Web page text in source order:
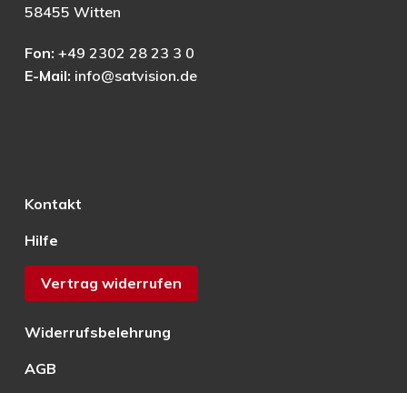
58455 Witten
Fon: +49 2302 28 23 3 0
E-Mail: info@satvision.de
Kontakt
Hilfe
Vertrag widerrufen
Widerrufsbelehrung
AGB